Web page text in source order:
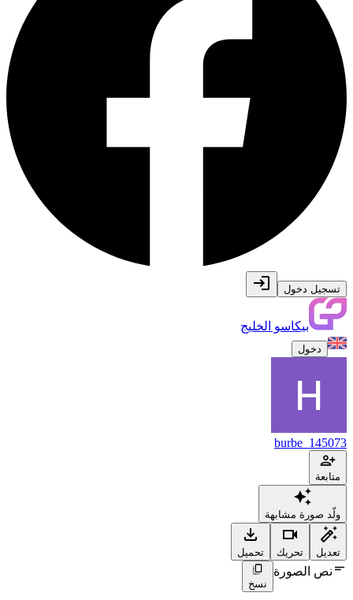
تسجيل دخول
بيكاسو الخليج
دخول
burbe_145073
متابعة
ولّد صورة مشابهة
تعديل تحريك تحميل
نص الصورة
نسخ